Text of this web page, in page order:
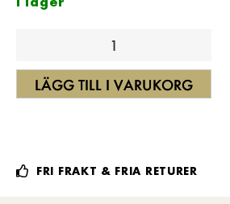
LÄGG TILL I VARUKORG
FRI FRAKT & FRIA RETURER